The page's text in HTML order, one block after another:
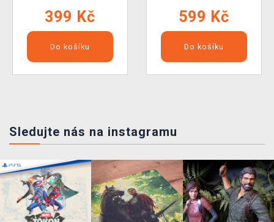
399 Kč
Do košíku
599 Kč
Do košíku
Sledujte nás na instagramu